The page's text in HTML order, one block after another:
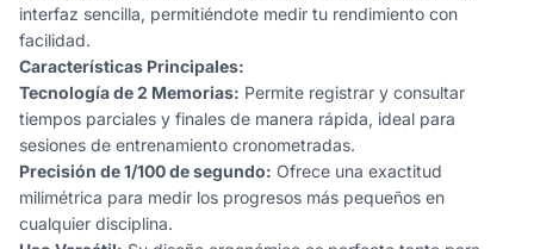
interfaz sencilla, permitiéndote medir tu rendimiento con
facilidad.
Características Principales:
Tecnología de 2 Memorias: Permite registrar y consultar
tiempos parciales y finales de manera rápida, ideal para
sesiones de entrenamiento cronometradas.
Precisión de 1/100 de segundo: Ofrece una exactitud
milimétrica para medir los progresos más pequeños en
cualquier disciplina.